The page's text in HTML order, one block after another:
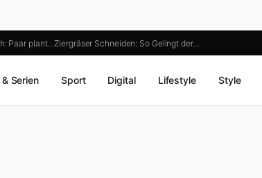
Paar plant…Ziergräser Schneiden: So Gelingt der…
& Serien Sport Digital Lifestyle Style